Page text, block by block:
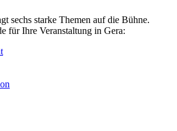
sechs starke Themen auf die Bühne.
für Ihre Veranstaltung in Gera: